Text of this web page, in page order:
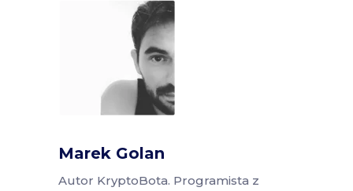
Marek Golan
Autor KryptoBota. Programista z